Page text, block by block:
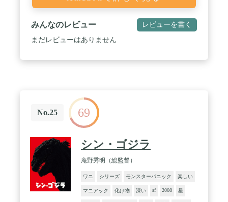
みんなのレビュー レビューを書く
まだレビューはありません
No.25 69
シン・ゴジラ
庵野秀明（総監督）
ワニ シリーズ モンスターパニック 楽しい
マニアック 化け物 深い sf 2008 星